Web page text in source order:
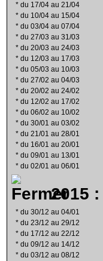
* du 17/04 au 21/04
* du 10/04 au 15/04
* du 03/04 au 07/04
* du 27/03 au 31/03
* du 20/03 au 24/03
* du 12/03 au 17/03
* du 05/03 au 10/03
* du 27/02 au 04/03
* du 20/02 au 24/02
* du 12/02 au 17/02
* du 06/02 au 10/02
* du 30/01 au 03/02
* du 21/01 au 28/01
* du 16/01 au 20/01
* du 09/01 au 13/01
* du 02/01 au 06/01
2015 :
* du 30/12 au 04/01
* du 23/12 au 29/12
* du 17/12 au 22/12
* du 09/12 au 14/12
* du 03/12 au 08/12